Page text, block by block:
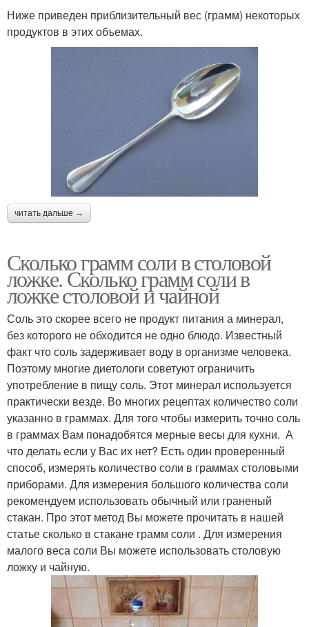
Ниже приведен приблизительный вес (грамм) некоторых
продуктов в этих объемах.
читать дальше →
Сколько грамм соли в столовой
ложке. Сколько грамм соли в
ложке столовой и чайной
Соль это скорее всего не продукт питания а минерал,
без которого не обходится не одно блюдо. Известный
факт что соль задерживает воду в организме человека.
Поэтому многие диетологи советуют ограничить
употребление в пищу соль. Этот минерал используется
практически везде. Во многих рецептах количество соли
указанно в граммах. Для того чтобы измерить точно соль
в граммах Вам понадобятся мерные весы для кухни. А
что делать если у Вас их нет? Есть один проверенный
способ, измерять количество соли в граммах столовыми
приборами. Для измерения большого количества соли
рекомендуем использовать обычный или граненый
стакан. Про этот метод Вы можете прочитать в нашей
статье сколько в стакане грамм соли . Для измерения
малого веса соли Вы можете использовать столовую
ложку и чайную.